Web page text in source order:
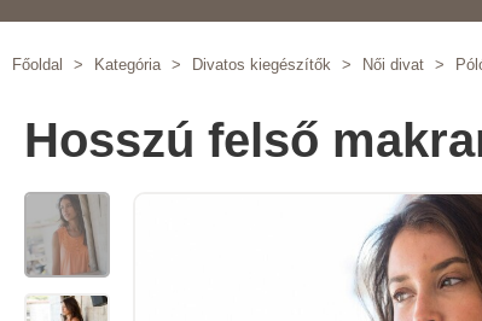
Főoldal > Kategória > Divatos kiegészítők > Női divat >
Hosszú felső